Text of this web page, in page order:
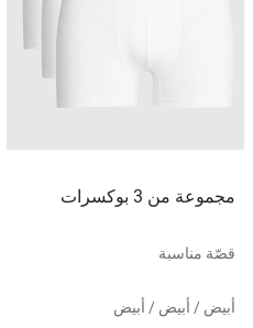
مجموعة من 3 بوكسرات
قصّة مناسبة
أبيض / أبيض / أبيض